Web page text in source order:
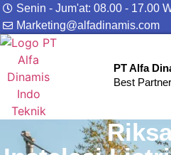
Senin - Jum'at: 08.00 - 17.00
Marketing@alfadinamis.com
PT Alfa
Best